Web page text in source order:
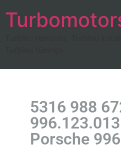
5316 988
Porsche